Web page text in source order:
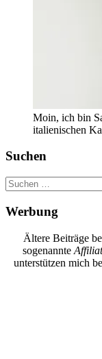
Moin, ich bin
italienischen
Suchen
Suchen
nach:
Werbung
Ältere Beiträge
sogenannte
unterstützen mich